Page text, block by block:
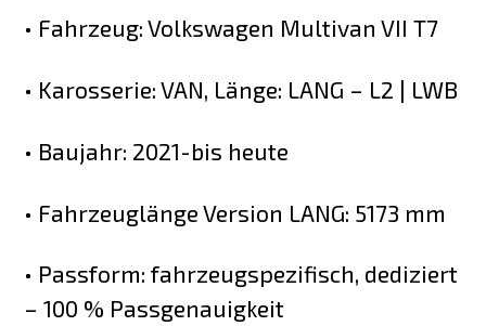
• Fahrzeug: Volkswagen Multivan VII T7
• Karosserie: VAN, Länge: LANG – L2 | LWB
• Baujahr: 2021-bis heute
• Fahrzeuglänge Version LANG: 5173 mm
• Passform: fahrzeugspezifisch, dediziert
– 100 % Passgenauigkeit